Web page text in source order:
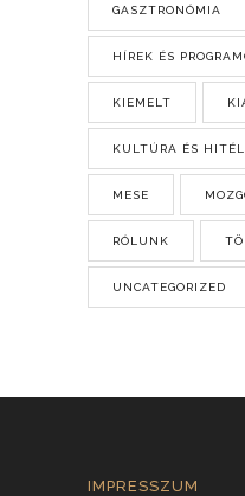
GASZTRONÓMIA
HÍREK ÉS
KIEMELT
KULTÚRA ÉS
MESE
RÓLUNK
UNCATEGORIZED
IMPRESSZUM